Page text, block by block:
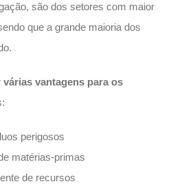
são dos setores com maior
que a grande maioria dos
várias vantagens para os
perigosos
matérias-primas
de recursos